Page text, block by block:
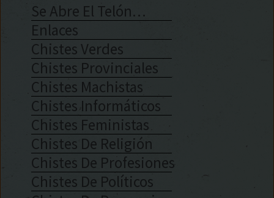
Se Abre El Telón…
Enlaces
Chistes Verdes
Chistes Provinciales
Chistes Machistas
Chistes Informáticos
Chistes Feministas
Chistes De Religión
Chistes De Profesiones
Chistes De Políticos